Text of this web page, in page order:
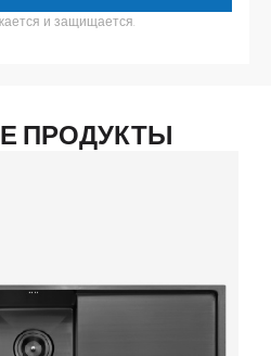
и защищается.
ПРОДУКТЫ